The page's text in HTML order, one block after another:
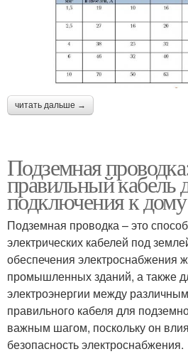
читать дальше →
Подземная
правильный кабель
подключения к дому
Подземная проводка – это
электрических кабелей под
обеспечения электроснабжения
промышленных зданий, а также
электроэнергии между
правильного кабеля для
важным шагом, поскольку он
безопасность электроснабжения.